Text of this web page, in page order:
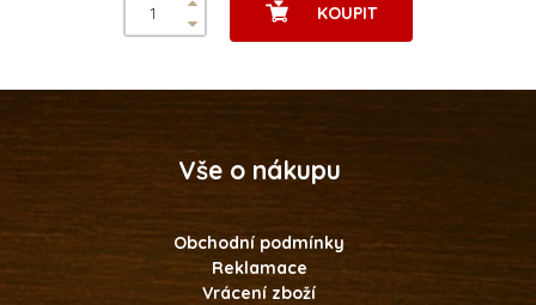
KOUPIT
Vše o nákupu
Obchodní podmínky
Reklamace
Vrácení zboží